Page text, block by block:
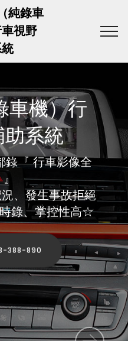
純錄車
視野
車機）行
系統
錄『 行車影像全
、發生事故拒絕
錄、掌控性高☆
388-890